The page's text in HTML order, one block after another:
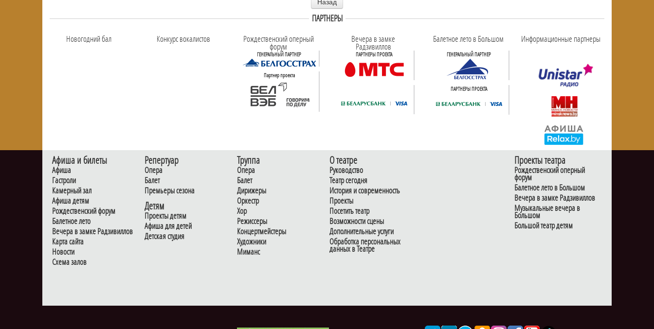
ПАРТНЕРЫ
Новогодний бал
Конкурс вокалистов Рождественский оперный
форум
ГЕНЕРАЛЬНЫЙ ПАРТНЕР
Партнер проекта
Вечера в замке
Радзивиллов
ПАРТНЕРЫ ПРОЕКТА
Балетное лето в Большом
ГЕНЕРАЛЬНЫЙ ПАРТНЕР
ПАРТНЕРЫ ПРОЕКТА
Информационные партнеры
Афиша и билеты
Афиша
Гастроли
Камерный зал
Афиша детям
Рождественский форум
Балетное лето
Вечера в замке Радзивиллов
Карта сайта
Новости
Схема залов
Репертуар
Опера
Балет
Премьеры сезона
Детям
Проекты детям
Афиша для детей
Детская студия
Труппа
Опера
Балет
Дирижеры
Оркестр
Хор
Режиссеры
Концертмейстеры
Художники
Миманс
О театре
Руководство
Театр сегодня
История и современность
Проекты
Посетить театр
Возможности сцены
Дополнительные услуги
Обработка персональных
данных в Театре
Проекты театра
Рождественский оперный
форум
Балетное лето в Большом
Вечера в замке Радзивиллов
Музыкальные вечера в
Большом
Большой театр детям